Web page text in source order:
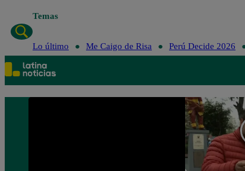
Temas
Lo último Me Caigo de Risa Perú Decide 2026